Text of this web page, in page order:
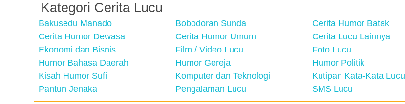
Kategori Cerita Lucu
Bakusedu Manado Bobodoran Sunda Cerita Humor Batak
Cerita Humor Dewasa
Cerita Humor Umum Cerita Lucu Lainnya
Ekonomi dan Bisnis
Film / Video Lucu Foto Lucu
Humor Bahasa Daerah
Humor Gereja Humor Politik
Kisah Humor Sufi
Komputer dan Teknologi Kutipan Kata-Kata Lucu
Pantun Jenaka
Pengalaman Lucu SMS Lucu